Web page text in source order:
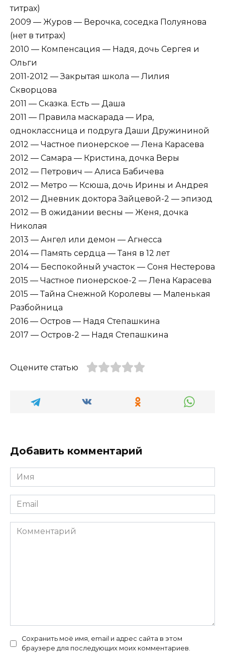
титрах)
2009 — Журов — Верочка, соседка Полуянова
(нет в титрах)
2010 — Компенсация — Надя, дочь Сергея и
Ольги
2011-2012 — Закрытая школа — Лилия
Скворцова
2011 — Сказка. Есть — Даша
2011 — Правила маскарада — Ира,
одноклассница и подруга Даши Дружининой
2012 — Частное пионерское — Лена Карасева
2012 — Самара — Кристина, дочка Веры
2012 — Петрович — Алиса Бабичева
2012 — Метро — Ксюша, дочь Ирины и Андрея
2012 — Дневник доктора Зайцевой-2 — эпизод
2012 — В ожидании весны — Женя, дочка
Николая
2013 — Ангел или демон — Агнесса
2014 — Память сердца — Таня в 12 лет
2014 — Беспокойный участок — Соня Нестерова
2015 — Частное пионерское-2 — Лена Карасева
2015 — Тайна Снежной Королевы — Маленькая
Разбойница
2016 — Остров — Надя Степашкина
2017 — Остров-2 — Надя Степашкина
Оцените статью
Добавить комментарий
Имя
*
Email
*
Комментарий
Сохранить моё имя, email и адрес сайта в этом
браузере для последующих моих комментариев.